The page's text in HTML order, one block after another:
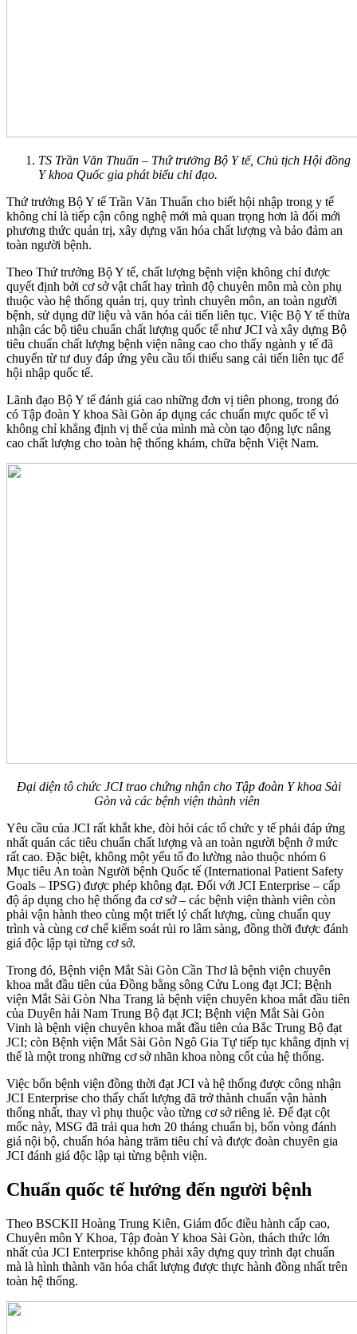
TS Trần Văn Thuấn – Thứ trưởng Bộ Y tế, Chủ tịch Hội đồng
Y khoa Quốc gia phát biểu chỉ đạo.
Thứ trưởng Bộ Y tế Trần Văn Thuấn cho biết hội nhập trong y tế
không chỉ là tiếp cận công nghệ mới mà quan trọng hơn là đổi mới
phương thức quản trị, xây dựng văn hóa chất lượng và bảo đảm an
toàn người bệnh.
Theo Thứ trưởng Bộ Y tế, chất lượng bệnh viện không chỉ được
quyết định bởi cơ sở vật chất hay trình độ chuyên môn mà còn phụ
thuộc vào hệ thống quản trị, quy trình chuyên môn, an toàn người
bệnh, sử dụng dữ liệu và văn hóa cải tiến liên tục. Việc Bộ Y tế thừa
nhận các bộ tiêu chuẩn chất lượng quốc tế như JCI và xây dựng Bộ
tiêu chuẩn chất lượng bệnh viện nâng cao cho thấy ngành y tế đã
chuyển từ tư duy đáp ứng yêu cầu tối thiểu sang cải tiến liên tục để
hội nhập quốc tế.
Lãnh đạo Bộ Y tế đánh giá cao những đơn vị tiên phong, trong đó
có Tập đoàn Y khoa Sài Gòn áp dụng các chuẩn mực quốc tế vì
không chỉ khẳng định vị thế của mình mà còn tạo động lực nâng
cao chất lượng cho toàn hệ thống khám, chữa bệnh Việt Nam.
Đại diện tô chức JCI trao chứng nhận cho Tập đoàn Y khoa Sài
Gòn và các bệnh viện thành viên
Yêu cầu của JCI rất khắt khe, đòi hỏi các tổ chức y tế phải đáp ứng
nhất quán các tiêu chuẩn chất lượng và an toàn người bệnh ở mức
rất cao. Đặc biệt, không một yếu tố đo lường nào thuộc nhóm 6
Mục tiêu An toàn Người bệnh Quốc tế (International Patient Safety
Goals – IPSG) được phép không đạt. Đối với JCI Enterprise – cấp
độ áp dụng cho hệ thống đa cơ sở – các bệnh viện thành viên còn
phải vận hành theo cùng một triết lý chất lượng, cùng chuẩn quy
trình và cùng cơ chế kiểm soát rủi ro lâm sàng, đồng thời được đánh
giá độc lập tại từng cơ sở.
Trong đó, Bệnh viện Mắt Sài Gòn Cần Thơ là bệnh viện chuyên
khoa mắt đầu tiên của Đồng bằng sông Cửu Long đạt JCI; Bệnh
viện Mắt Sài Gòn Nha Trang là bệnh viện chuyên khoa mắt đầu tiên
của Duyên hải Nam Trung Bộ đạt JCI; Bệnh viện Mắt Sài Gòn
Vinh là bệnh viện chuyên khoa mắt đầu tiên của Bắc Trung Bộ đạt
JCI; còn Bệnh viện Mắt Sài Gòn Ngô Gia Tự tiếp tục khẳng định vị
thế là một trong những cơ sở nhãn khoa nòng cốt của hệ thống.
Việc bốn bệnh viện đồng thời đạt JCI và hệ thống được công nhận
JCI Enterprise cho thấy chất lượng đã trở thành chuẩn vận hành
thống nhất, thay vì phụ thuộc vào từng cơ sở riêng lẻ. Để đạt cột
mốc này, MSG đã trải qua hơn 20 tháng chuẩn bị, bốn vòng đánh
giá nội bộ, chuẩn hóa hàng trăm tiêu chí và được đoàn chuyên gia
JCI đánh giá độc lập tại từng bệnh viện.
Chuẩn quốc tế hướng đến người bệnh
Theo BSCKII Hoàng Trung Kiên, Giám đốc điều hành cấp cao,
Chuyên môn Y Khoa, Tập đoàn Y khoa Sài Gòn, thách thức lớn
nhất của JCI Enterprise không phải xây dựng quy trình đạt chuẩn
mà là hình thành văn hóa chất lượng được thực hành đồng nhất trên
toàn hệ thống.